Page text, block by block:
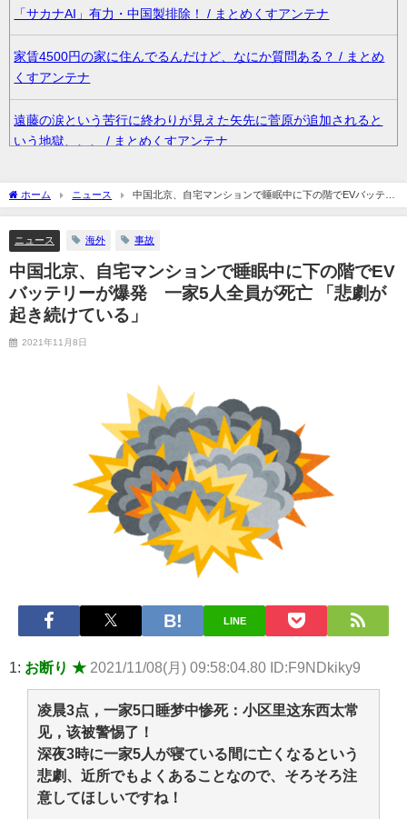
「サカナAI」有力・中国製排除！ / まとめくすアンテナ
家賃4500円の家に住んでるんだけど、なにか質問ある？ / まとめ
くすアンテナ
遠藤の涙という苦行に終わりが見えた矢先に菅原が追加されると
いう地獄、、、 / まとめくすアンテナ
【艦これ】E3-4毎回どこかが噛み合わないでち / まとめくすアン
テナ
36歳の彼女と結婚したいのに、家族が猛反対。家族から信じられ
ない言葉が飛び出した… 他 / 2chnaviヘッドライン
クーラーボックス積んで出発→途中で買い足し…50代公務員の“ド
ズｗｗｗｗｗｗｗｗｗｗ 他 / 2chnaviヘッドライン
【画像】人気Vチューバーさん、とんでもない姿を披露ｗｗｗｗｗ
ｗｗｗｗｗ 他 / 2chnaviヘッドライン
【悲報】2050年の日本、独身ボッチ祭りが現実になるとかｗｗｗ
ｗ 他 / 2chnaviヘッドライン
Powered by livedoor 相互RSS
ホーム ニュース
中国北京、自宅マンションで睡眠中に下の階でEVバッテリ
ーが爆発 一家5人全員が死亡 「悲劇が起き続けている」
ニュース 海外 事故
中国北京、自宅マンションで睡眠中に下の階でEV
バッテリーが爆発 一家5人全員が死亡 「悲劇が
起き続けている」
2021年11月8日
LINE
1: お断り ★ 2021/11/08(月) 09:58:04.80 ID:F9NDkiky9
凌晨3点，一家5口睡梦中惨死：小区里这东西太常
见，该被警惕了！
深夜3時に一家5人が寝ている間に亡くなるという
悲劇、近所でもよくあることなので、そろそろ注
意してほしいですね！